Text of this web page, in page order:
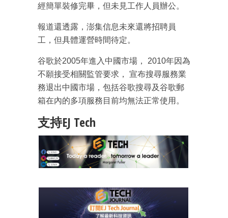
經簡單裝修完畢，但未見工作人員辦公。
報道還透露，澎集信息未來還將招聘員
工，但具體運營時間待定。
谷歌於2005年進入中國市場， 2010年因為
不願接受相關監管要求， 宣布搜尋服務業
務退出中國市場，包括谷歌搜尋及谷歌郵
箱在內的多項服務目前均無法正常使用。
支持EJ Tech